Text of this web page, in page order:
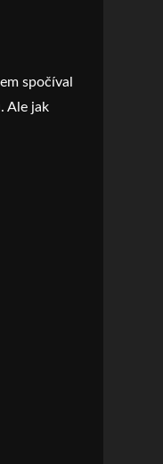
spočíval
Ale jak